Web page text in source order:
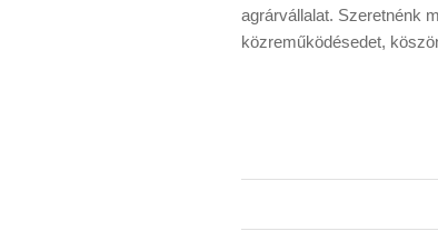
agrárvállalat. Szeretnénk
közreműködésedet,